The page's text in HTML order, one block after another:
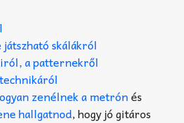
skálákról
a patternekről
zenélnek a metrónés
hallgatnod, hogy jó gitáros